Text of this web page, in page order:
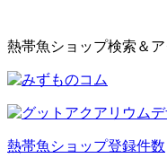
熱帯魚ショップ検索＆
熱帯魚ショップ登録件数